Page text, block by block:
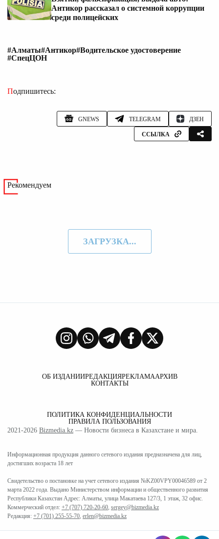
Антикор рассказал о системной коррупции
среди полицейских
#Алматы#Антикор#Водительское удостоверение
#СпецЦОН
Подпишитесь:
GNEWS TELEGRAM ДЗЕН
ССЫЛКА
Рекомендуем
ЗАГРУЗКА...
ОБ ИЗДАНИИРЕДАКЦИЯРЕКЛАМААРХИВ
КОНТАКТЫ
ПОЛИТИКА КОНФИДЕНЦИАЛЬНОСТИ
ПРАВИЛА ПОЛЬЗОВАНИЯ
2021-2026 Bizmedia.kz — Новости бизнеса в Казахстане и мира.
Информационная продукция данного сетевого издания предназначена для лиц,
достигших возраста 18 лет
Свидетельство о постановке на учет сетевого издания №KZ00VPY00046589 от 2
марта 2022 года. Выдано Министерством информации и общественного развития
Республики Казахстан Адрес: Алматы, улица Макатаева 127/3, 1 этаж, 32 офис.
Коммерческий отдел: +7 (707) 720-20-60 sergey@bizmedia.kz
Редакция: +7 (701) 255-55-70 erlen@bizmedia.kz